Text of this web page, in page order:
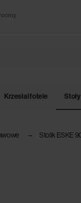
Krzesła i fotele
Stolik ESKE